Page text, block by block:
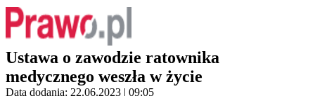
Ustawa o zawodzie ratownika
medycznego weszła w życie
Data dodania: 22.06.2023 | 09:05